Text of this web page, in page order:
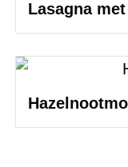
Lasagna